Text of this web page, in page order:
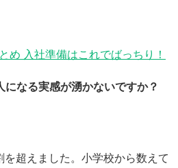
め 入社準備はこれでばっちり！
なる実感が湧かないですか？
を超えました。小学校から数えて